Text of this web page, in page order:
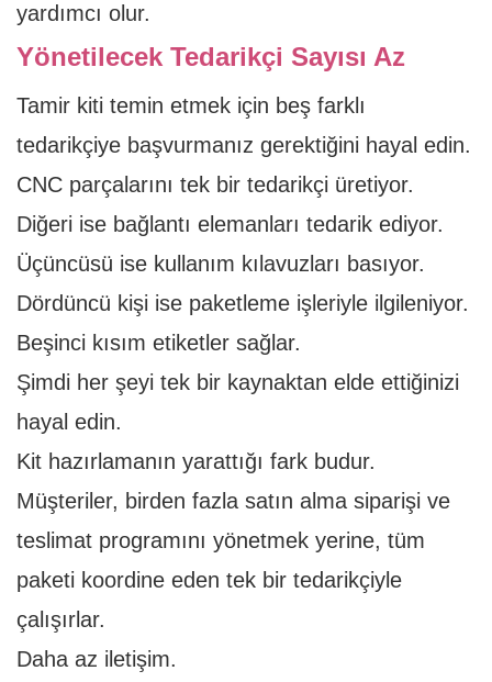
yardımcı olur.
Yönetilecek Tedarikçi Sayısı Az
Tamir kiti temin etmek için beş farklı
tedarikçiye başvurmanız gerektiğini hayal edin.
CNC parçalarını tek bir tedarikçi üretiyor.
Diğeri ise bağlantı elemanları tedarik ediyor.
Üçüncüsü ise kullanım kılavuzları basıyor.
Dördüncü kişi ise paketleme işleriyle ilgileniyor.
Beşinci kısım etiketler sağlar.
Şimdi her şeyi tek bir kaynaktan elde ettiğinizi
hayal edin.
Kit hazırlamanın yarattığı fark budur.
Müşteriler, birden fazla satın alma siparişi ve
teslimat programını yönetmek yerine, tüm
paketi koordine eden tek bir tedarikçiyle
çalışırlar.
Daha az iletişim.